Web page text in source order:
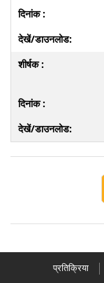
प्रतिक्रिया